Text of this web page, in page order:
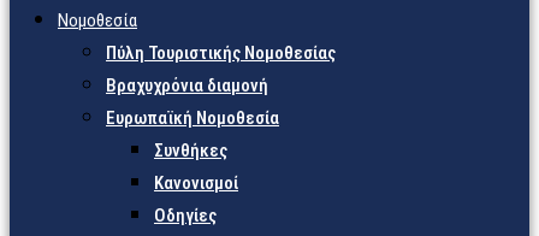
Νομοθεσία
Πύλη Τουριστικής Νομοθεσίας
Βραχυχρόνια διαμονή
Ευρωπαϊκή Νομοθεσία
Συνθήκες
Κανονισμοί
Οδηγίες